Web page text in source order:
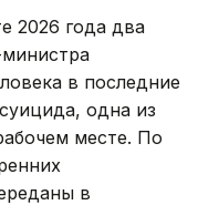
2026 года два
в последние
одна из
месте. По
в